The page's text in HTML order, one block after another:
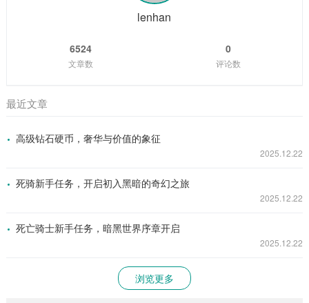
在游戏中获得更多的乐趣和优势...
lenhan
6524
文章数
0
评论数
最近文章
高级钻石硬币，奢华与价值的象征
2025.12.22
死骑新手任务，开启初入黑暗的奇幻之旅
2025.12.22
死亡骑士新手任务，暗黑世界序章开启
2025.12.22
浏览更多